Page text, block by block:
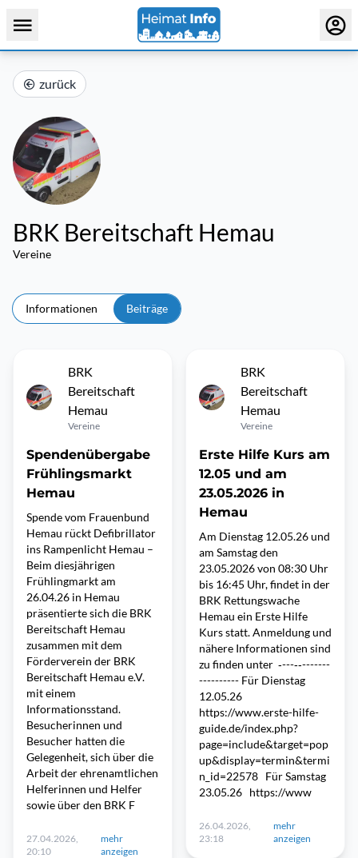
zurück
BRK Bereitschaft Hemau
Vereine
Informationen Beiträge
BRK
Bereitschaft
Hemau
Vereine
Spendenübergabe
Frühlingsmarkt
Hemau
Spende vom Frauenbund
Hemau rückt Defibrillator
ins Rampenlicht Hemau –
Beim diesjährigen
Frühlingmarkt am
26.04.26 in Hemau
präsentierte sich die BRK
Bereitschaft Hemau
zusammen mit dem
Förderverein der BRK
Bereitschaft Hemau e.V.
mit einem
Informationsstand.
Besucherinnen und
Besucher hatten die
Gelegenheit, sich über die
Arbeit der ehrenamtlichen
Helferinnen und Helfer
sowie über den BRK F
27.04.2026,
20:10
mehr
anzeigen
BRK
Bereitschaft
Hemau
Vereine
Erste Hilfe Kurs am
12.05 und am
23.05.2026 in
Hemau
Am Dienstag 12.05.26 und
am Samstag den
23.05.2026 von 08:30 Uhr
bis 16:45 Uhr, findet in der
BRK Rettungswache
Hemau ein Erste Hilfe
Kurs statt. Anmeldung und
nähere Informationen sind
zu finden unter ‐---‐‐-------
---------- Für Dienstag
12.05.26
https://www.erste-hilfe-
guide.de/index.php?
page=include&target=pop
up&display=termin&termi
n_id=22578 Für Samstag
23.05.26 https://www
26.04.2026,
23:18
mehr
anzeigen